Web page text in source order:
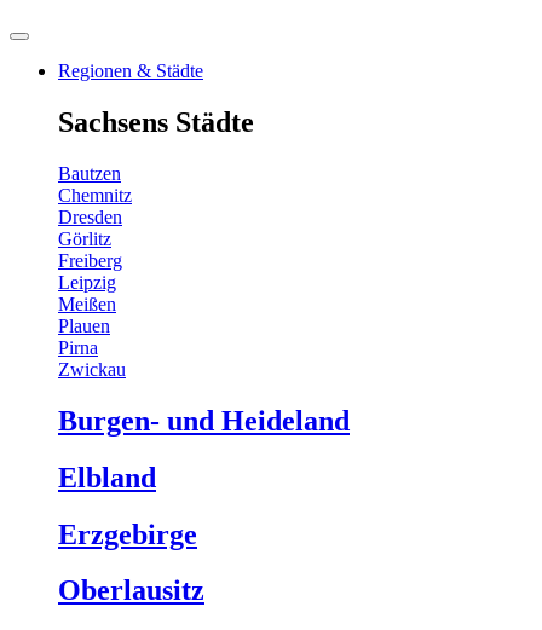
Regionen & Städte
Sachsens Städte
Bautzen
Chemnitz
Dresden
Görlitz
Freiberg
Leipzig
Meißen
Plauen
Pirna
Zwickau
Burgen- und Heideland
Elbland
Erzgebirge
Oberlausitz